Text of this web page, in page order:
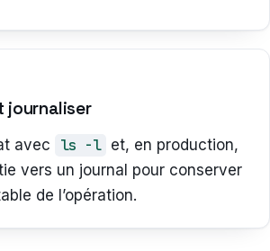
journaliser
avec ls -l et, en production,
vers un journal pour conserver
de l’opération.